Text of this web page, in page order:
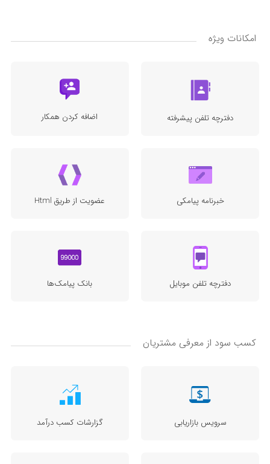
امکانات ویژه
دفترچه تلفن پیشرفته اضافه کردن همکار
خبرنامه پیامکی عضویت از طریق Html
دفترچه تلفن موبایل بانک پیامک‌ها
کسب سود از معرفی مشتریان
سرویس بازاریابی گزارشات کسب درآمد